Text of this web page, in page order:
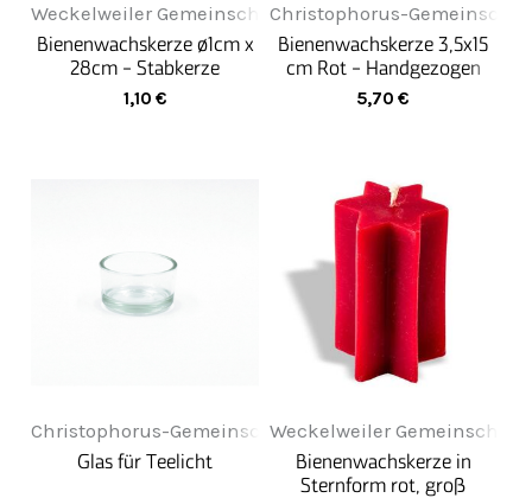
Weckelweiler Gemeinschaften
Bienenwachskerze ø1cm x
28cm - Stabkerze
1,10 €
Christophorus-
Bienenwachskerze 3,5x15
cm Rot - Handgezogen
5,70 €
Christophorus-Gemeinschaft
Glas für Teelicht
Weckelweiler
Bienenwachskerze in
Sternform rot, groß